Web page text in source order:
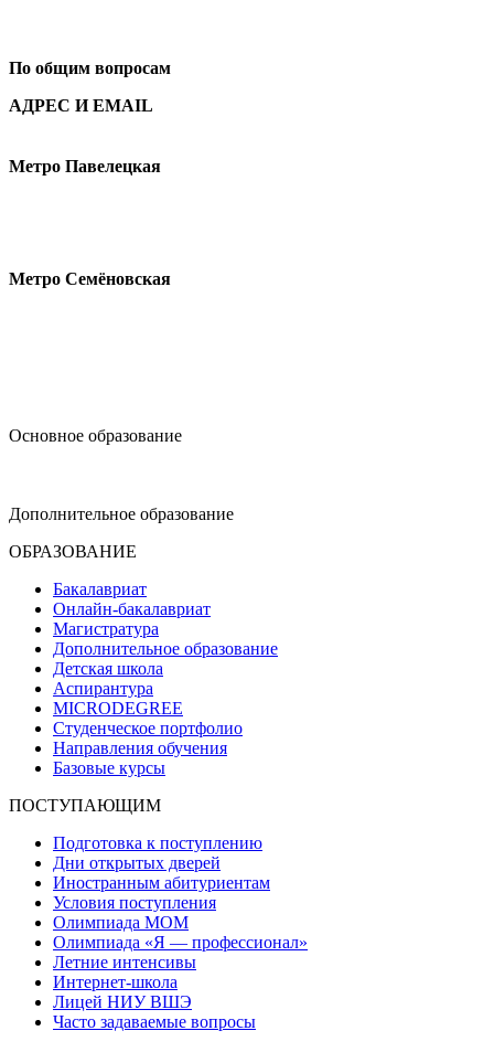
По общим вопросам
АДРЕС И EMAIL
Метро Павелецкая
Метро Семёновская
Основное образование
Дополнительное образование
ОБРАЗОВАНИЕ
Бакалавриат
Онлайн-бакалавриат
Магистратура
Дополнительное образование
Детская школа
Аспирантура
MICRODEGREE
Студенческое портфолио
Направления обучения
Базовые курсы
ПОСТУПАЮЩИМ
Подготовка к поступлению
Дни открытых дверей
Иностранным абитуриентам
Условия поступления
Олимпиада МОМ
Олимпиада «Я — профессионал»
Летние интенсивы
Интернет-школа
Лицей НИУ ВШЭ
Часто задаваемые вопросы